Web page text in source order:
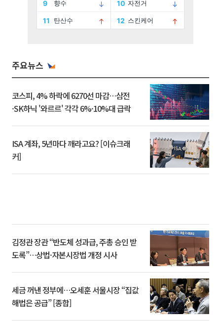
주요뉴스
코스피, 4% 하락에 6270선 마감…삼전
·SK하닉 '와르르' 각각 6%·10%대 급락
ISA 계좌, 5년마다 깨라고요? [이슈크래
커]
김정관 장관 “반도체 성과급, 주총 승인 받
도록”…상법·자본시장법 개정 시사
세금 꺼낸 정부에…오세훈 서울시장 “집값
해법은 공급” [종합]